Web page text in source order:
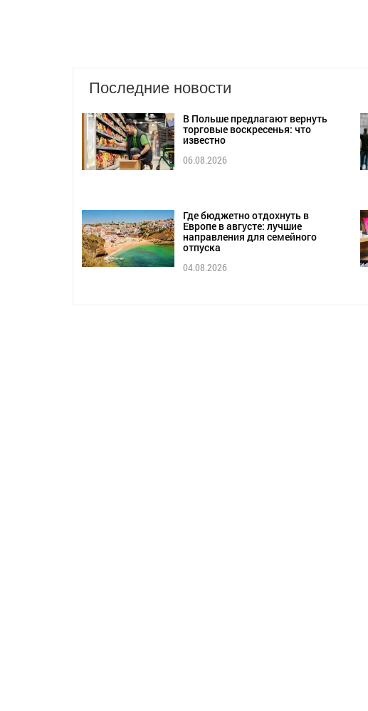
Последние новости
В Польше предлагают вернуть
торговые воскресенья: что
известно
06.08.2026
Где бюджетно отдохнуть в
Европе в августе: лучшие
направления для семейного
отпуска
04.08.2026